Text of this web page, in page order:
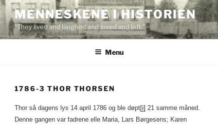
Skip
to
content
MENNESKENE I HISTORIEN
“They lived and laughed and loved and left.”
Menu
1786-3 THOR THORSEN
Thor så dagens lys 14 april 1786 og ble døpt[i] 21 samme måned.
Denne gangen var fadrene elle Maria, Lars Børgesens; Karen